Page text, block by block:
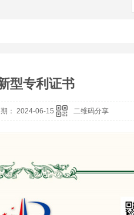
型专利证书
： 2024-06-15 二维码分享